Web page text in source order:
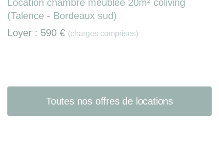
Location chambre meublée 20m² coliving
(Talence - Bordeaux sud)
Loyer : 590 € (charges comprises)
Toutes nos offres de locations